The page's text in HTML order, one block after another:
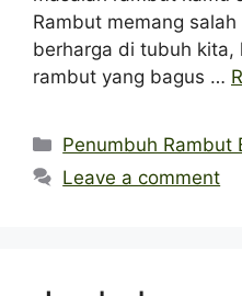
Rambut memang
berharga di tubuh kita,
rambut yang bagus …
Categories
Penumbuh Rambut
Leave a comment